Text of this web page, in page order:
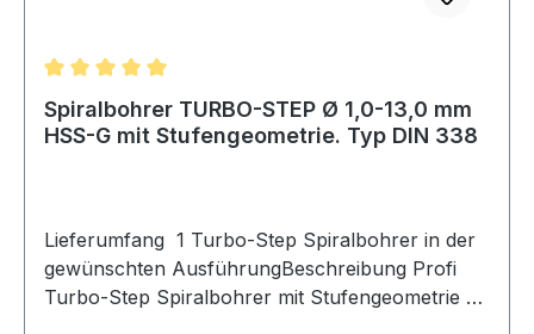
Durchschnittliche Bewertung von 5 von 5 Sternen
Spiralbohrer TURBO-STEP Ø 1,0-13,0 mm
HSS-G mit Stufengeometrie. Typ DIN 338
Lieferumfang 1 Turbo-Step Spiralbohrer in der
gewünschten AusführungBeschreibung Profi
Turbo-Step Spiralbohrer mit Stufengeometrie -